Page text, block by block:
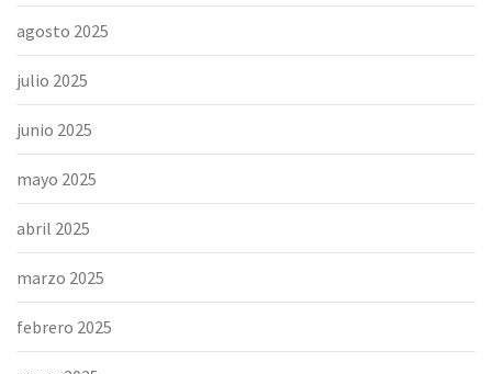
agosto 2025
julio 2025
junio 2025
mayo 2025
abril 2025
marzo 2025
febrero 2025